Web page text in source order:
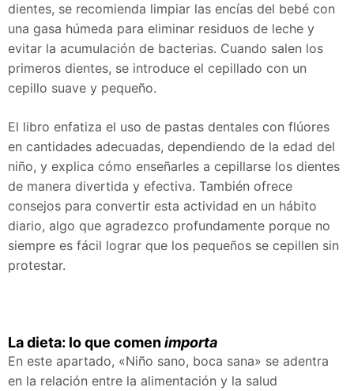
dientes, se recomienda limpiar las encías del bebé con
una gasa húmeda para eliminar residuos de leche y
evitar la acumulación de bacterias. Cuando salen los
primeros dientes, se introduce el cepillado con un
cepillo suave y pequeño.
El libro enfatiza el uso de pastas dentales con flúores
en cantidades adecuadas, dependiendo de la edad del
niño, y explica cómo enseñarles a cepillarse los dientes
de manera divertida y efectiva. También ofrece
consejos para convertir esta actividad en un hábito
diario, algo que agradezco profundamente porque no
siempre es fácil lograr que los pequeños se cepillen sin
protestar.
La dieta: lo que comenimporta
En este apartado, «Niño sano, boca sana» se adentra
en la relación entre la alimentación y la salud